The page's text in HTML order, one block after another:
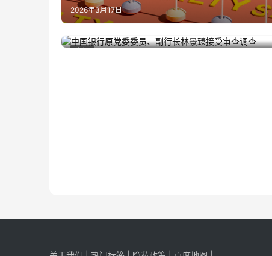
2026年3月17日
中国银行原党委委员、副行长林景臻接受审查调
2025年9月9日